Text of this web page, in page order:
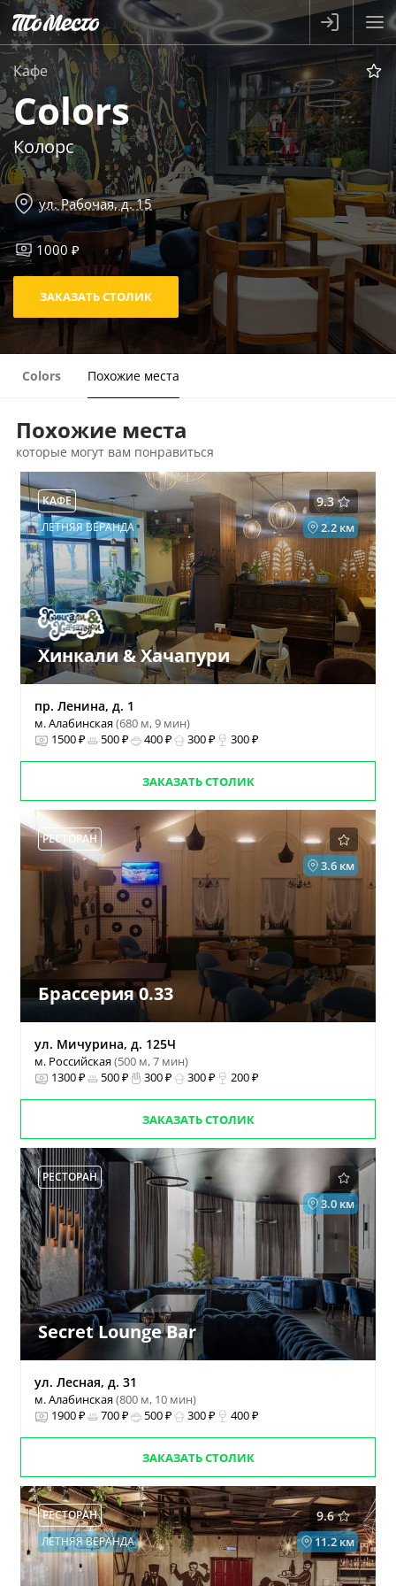
Кафе
Colors
Колорс
ул. Рабочая, д. 15
1000 ₽
ЗАКАЗАТЬ СТОЛИК
Colors Похожие места
Похожие места
которые могут вам понравиться
9.3
КАФЕ
2.2 км
ЛЕТНЯЯ ВЕРАНДА
Хинкали & Хачапури
пр. Ленина, д. 1
м. Алабинская(680 м, 9 мин)
1500 ₽
500 ₽ 400 ₽ 300 ₽ 300 ₽
ЗАКАЗАТЬ СТОЛИК
РЕСТОРАН
3.6 км
Брассерия 0.33
ул. Мичурина, д. 125Ч
м. Российская(500 м, 7 мин)
1300 ₽
500 ₽ 300 ₽ 300 ₽ 200 ₽
ЗАКАЗАТЬ СТОЛИК
РЕСТОРАН
3.0 км
Secret Lounge Bar
ул. Лесная, д. 31
м. Алабинская(800 м, 10 мин)
1900 ₽
700 ₽ 500 ₽ 300 ₽ 400 ₽
ЗАКАЗАТЬ СТОЛИК
9.6
РЕСТОРАН
11.2 км
ЛЕТНЯЯ ВЕРАНДА